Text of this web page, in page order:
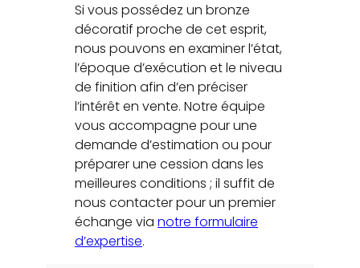
Si vous possédez un bronze
décoratif proche de cet esprit,
nous pouvons en examiner l’état,
l’époque d’exécution et le niveau
de finition afin d’en préciser
l’intérêt en vente. Notre équipe
vous accompagne pour une
demande d’estimation ou pour
préparer une cession dans les
meilleures conditions ; il suffit de
nous contacter pour un premier
échange vianotre formulaire
d’expertise.